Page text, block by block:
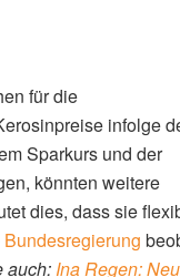
für die
infolge
Sparkurs und der
könnten weitere
dies, dass sie
Bundesregierung
auch: Ina Regen: